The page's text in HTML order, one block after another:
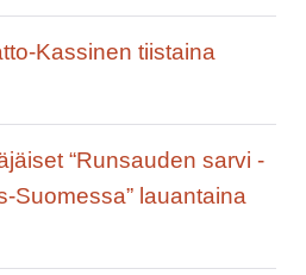
Kassinen tiistaina
“Runsauden sarvi -
Suomessa” lauantaina